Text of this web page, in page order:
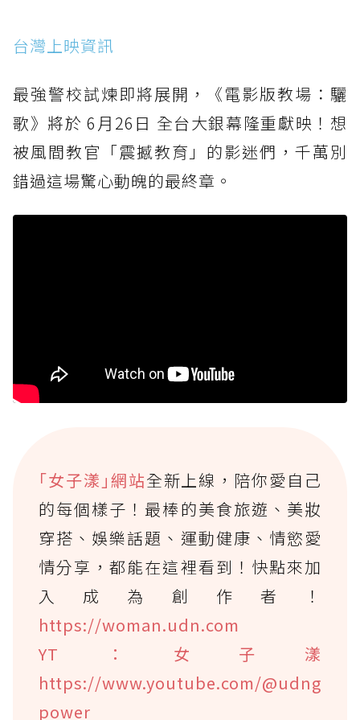
台灣上映資訊
最強警校試煉即將展開，《電影版教場：驪
歌》將於 6月26日 全台大銀幕隆重獻映！想
被風間教官「震撼教育」的影迷們，千萬別
錯過這場驚心動魄的最終章。
｢女子漾｣網站全新上線，陪你愛自己
的每個樣子！最棒的美食旅遊、美妝
穿搭、娛樂話題、運動健康、情慾愛
情分享，都能在這裡看到！快點來加
入成為創作者！
https://woman.udn.com
YT：女子漾
https://www.youtube.com/@udng
power